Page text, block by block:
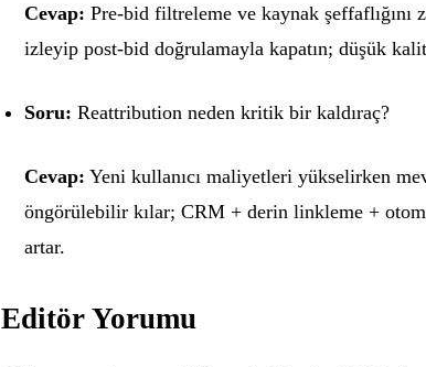
Cevap: Pre-bid filtreleme ve kaynak
izleyip post-bid doğrulamayla kapatın; düşük
Soru: Reattribution neden kritik bir kaldıraç?
Cevap: Yeni kullanıcı maliyetleri yükselirken
öngörülebilir kılar; CRM + derin linkleme +
artar.
Editör Yorumu